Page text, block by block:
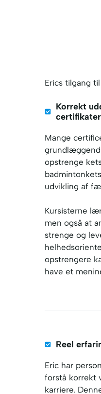
Erics tilgang
Korrekt
certifikater
Mange
opstrenge
udvikling af
Kursisterne
men også at
strenge og
opstrengere
have et
Reel
Eric har
forstå korrekt
karriere.